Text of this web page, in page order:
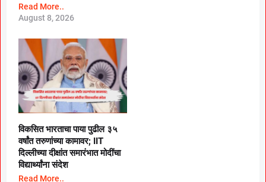
Read More..
August 8, 2026
विकसित भारताचा पाया पुढील ३५
वर्षांत तरुणांच्या कामावर; IIT
दिल्लीच्या दीक्षांत समारंभात मोदींचा
विद्यार्थ्यांना संदेश
Read More..